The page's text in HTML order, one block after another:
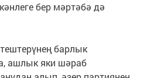
бер мәртәбә дә
барлык
ашлык яки шәраб